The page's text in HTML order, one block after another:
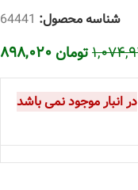
شناسه محصول: 64441
تومان
در انبار موجود نمی باشد